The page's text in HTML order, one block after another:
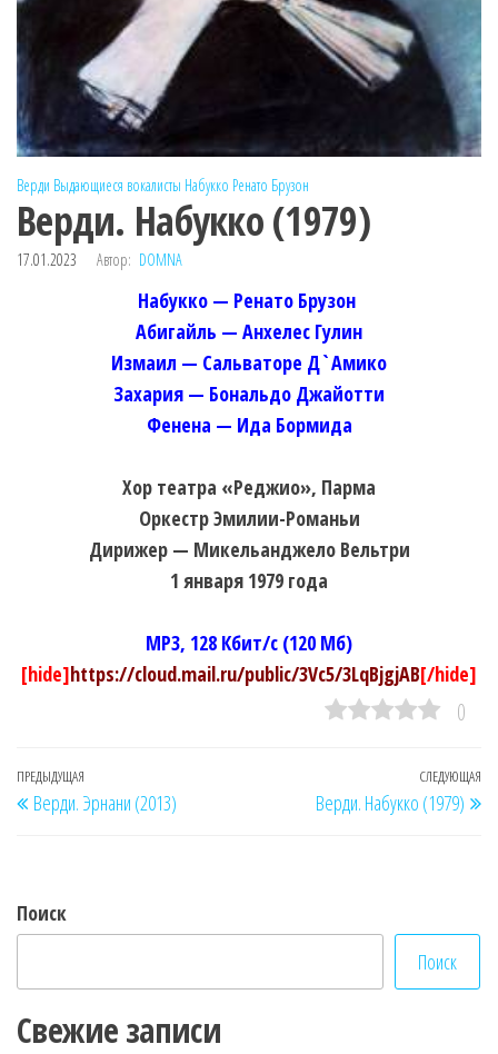
Верди Выдающиеся вокалисты Набукко Ренато Брузон
Верди. Набукко (1979)
17.01.2023 Автор: DOMNA
Набукко — Ренато Брузон
Абигайль — Анхелес Гулин
Измаил — Сальваторе Д`Амико
Захария — Бональдо Джайотти
Фенена — Ида Бормида
Хор театра «Реджио», Парма
Оркестр Эмилии-Романьи
Дирижер — Микельанджело Вельтри
1 января 1979 года
MP3, 128 Кбит/c (120 Мб)
[hide]https://cloud.mail.ru/public/3Vc5/3LqBjgjAB[/hide]
0
Навигация
по
Предыдущая
запись
ПРЕДЫДУЩАЯ
Верди. Эрнани (2013)
СЛЕДУЮЩАЯ
Верди. Набукко (1979)
Поиск
Поиск
Свежие записи